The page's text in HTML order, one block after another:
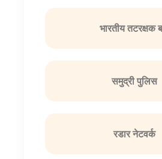
भारतीय तटरक्षक
समुद्री पुलिस
रडार नेटवर्क